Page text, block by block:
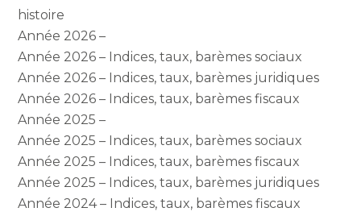
histoire
Année 2026 –
Année 2026 – Indices, taux, barèmes sociaux
Année 2026 – Indices, taux, barèmes juridiques
Année 2026 – Indices, taux, barèmes fiscaux
Année 2025 –
Année 2025 – Indices, taux, barèmes sociaux
Année 2025 – Indices, taux, barèmes fiscaux
Année 2025 – Indices, taux, barèmes juridiques
Année 2024 – Indices, taux, barèmes fiscaux